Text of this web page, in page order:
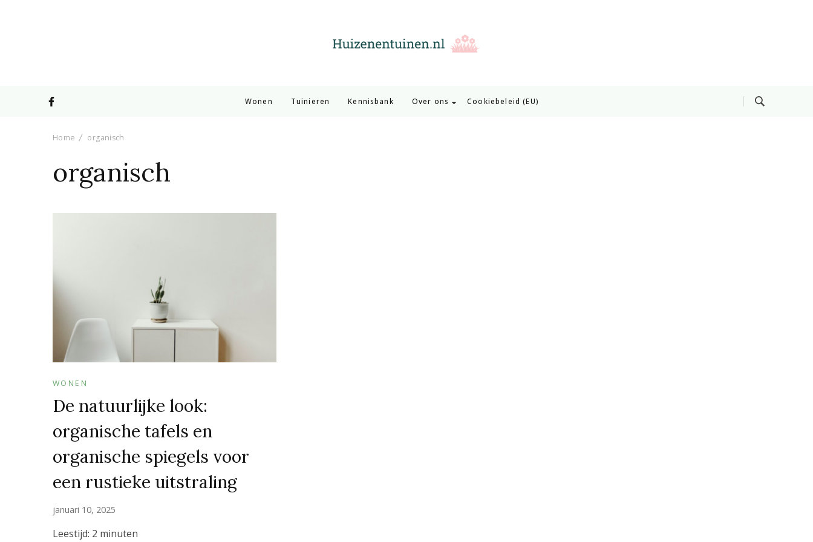
Wonen Tuinieren Kennisbank Over ons Cookiebeleid (EU)
Home organisch
organisch
WONEN
De natuurlijke look:
organische tafels en
organische spiegels voor
een rustieke uitstraling
januari 10, 2025
Leestijd: 2 minuten